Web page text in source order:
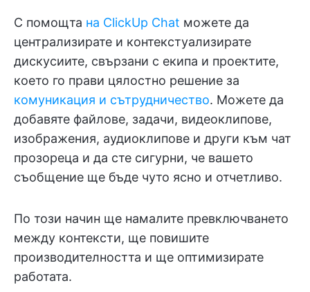
С помощта на ClickUp Chat можете да
централизирате и контекстуализирате
дискусиите, свързани с екипа и проектите,
което го прави цялостно решение за
комуникация и сътрудничество. Можете да
добавяте файлове, задачи, видеоклипове,
изображения, аудиоклипове и други към чат
прозореца и да сте сигурни, че вашето
съобщение ще бъде чуто ясно и отчетливо.
По този начин ще намалите превключването
между контексти, ще повишите
производителността и ще оптимизирате
работата.